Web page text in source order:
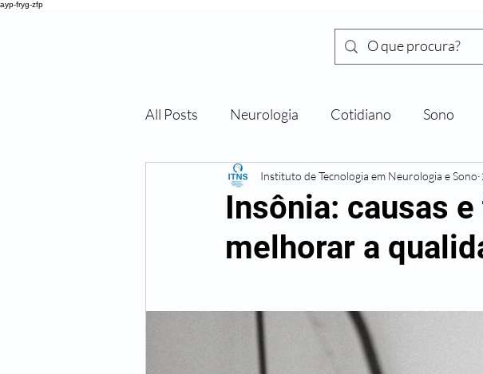
ayp-fryg-zfp
DR. SHIGUEO ONEKURA
All Posts Neurologia Cotidiano Sono
Insônia: causas
melhorar a
Instituto de Tecnologia em Neurologia e Sono